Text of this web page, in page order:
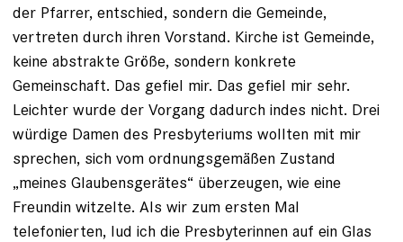
der Pfarrer, entschied, sondern die Gemeinde,
vertreten durch ihren Vorstand. Kirche ist Gemeinde,
keine abstrakte Größe, sondern konkrete
Gemeinschaft. Das gefiel mir. Das gefiel mir sehr.
Leichter wurde der Vorgang dadurch indes nicht. Drei
würdige Damen des Presbyteriums wollten mit mir
sprechen, sich vom ordnungsgemäßen Zustand
„meines Glaubensgerätes“ überzeugen, wie eine
Freundin witzelte. Als wir zum ersten Mal
telefonierten, lud ich die Presbyterinnen auf ein Glas